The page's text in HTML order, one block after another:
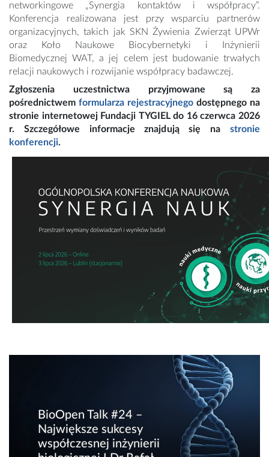
networkingowe „Synergia kontaktów i współpracy”.
Konferencja realizowana jest przy wsparciu partnerów
organizacyjnych, takich jak SKN Żywienia Zwierząt UPWr
oraz Koło Naukowe Biocybernetyki i Inżynierii
Biomedycznej WAT, a jej celem jest budowanie trwałych
relacji naukowych i rozwijanie współpracy badawczej.
Zgłoszenia uczestnictwa przyjmowane są za
pośrednictwem formularza rejestracyjnego dostępnego na
stronie internetowej Fundacji TYGIEL do 16 czerwca 2026
r. Szczegółowe informacje znajdują się na stronie
konferencji.
BioOpen Talk #24 –
Największe sukcesy
współczesnej inżynierii